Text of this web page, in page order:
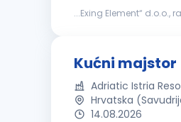
...Exing Element“ d.o.o.,
Kućni majstor
Adriatic Istria
Hrvatska
14.08.2026